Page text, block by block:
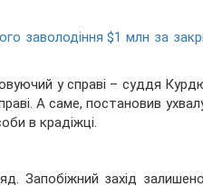
заволодіння $1 млн за
у справі – суддя
А саме, постановив
в крадіжці.
Запобіжний захід